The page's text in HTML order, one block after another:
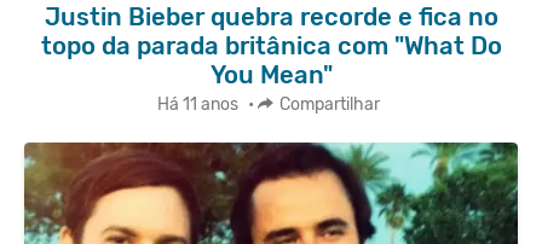
Justin Bieber quebra recorde e fica no
topo da parada britânica com "What Do
You Mean"
Há 11 anos • Compartilhar